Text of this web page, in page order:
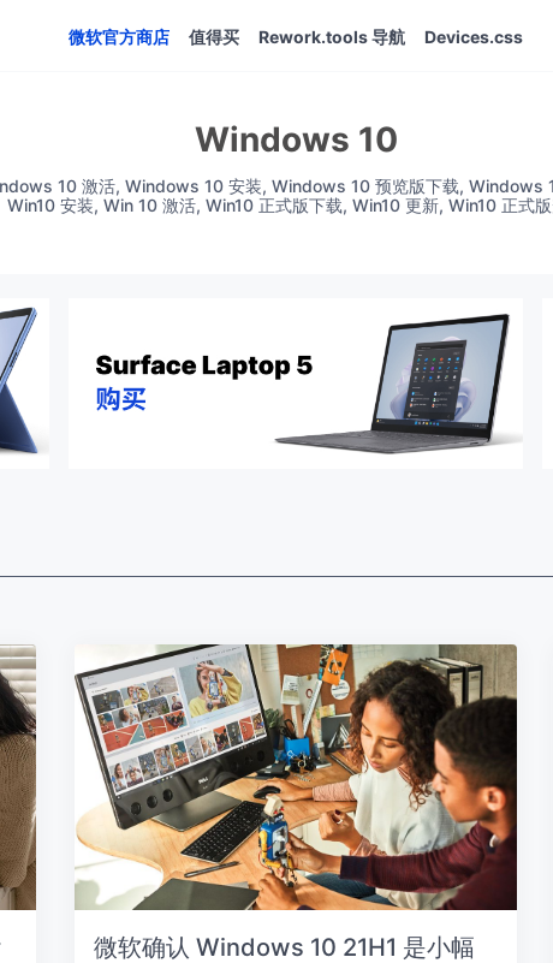
微软官方商店 值得买 Rework.tools 导航 Devices.css
Windows 10
10 激活, Windows 10 安装, Windows 10 预览版下载, Windows
Win10 安装, Win 10 激活, Win10 正式版下载, Win10 更新, Win10 正式
微软确认 Windows 10 21H1 是小幅